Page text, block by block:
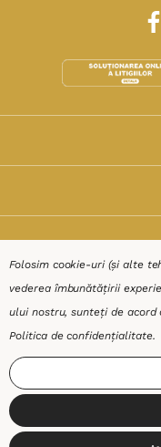
Folosim cookie-uri (și alte
vederea îmbunătățirii
ului nostru, sunteți de
Politica de confidențialitate.